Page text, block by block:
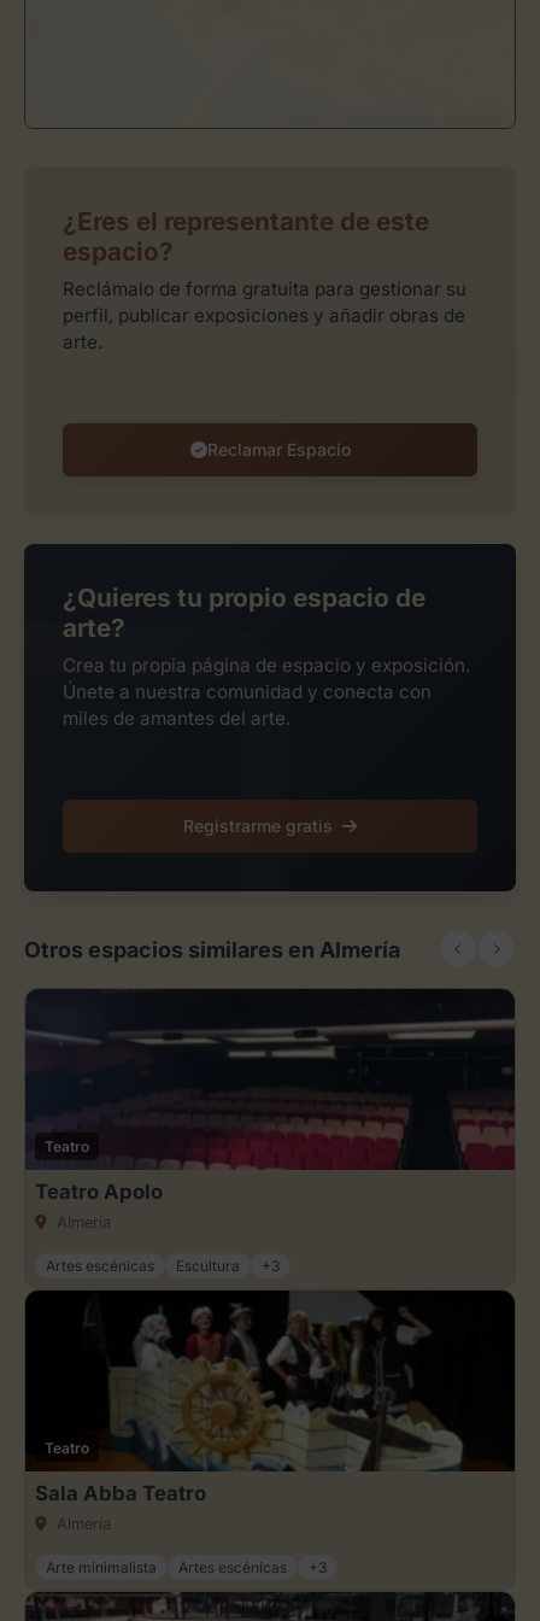
¿Eres el representante de este
espacio?
Reclámalo de forma gratuita para gestionar su
perfil, publicar exposiciones y añadir obras de
arte.
Reclamar Espacio
¿Quieres tu propio espacio de
arte?
Crea tu propia página de espacio y exposición.
Únete a nuestra comunidad y conecta con
miles de amantes del arte.
Registrarme gratis
Otros espacios similares en Almería
Teatro
Teatro Apolo
Almería
Artes escénicas Escultura +3
Teatro
Sala Abba Teatro
Almería
Arte minimalista Artes escénicas +3